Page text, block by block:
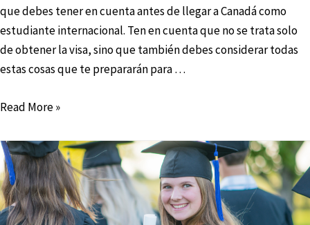
que debes tener en cuenta antes de llegar a Canadá como
estudiante internacional. Ten en cuenta que no se trata solo
de obtener la visa, sino que también debes considerar todas
estas cosas que te prepararán para …
Read More »